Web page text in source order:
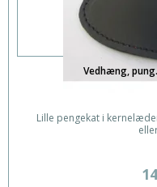
Vedhæng, pung.
Lille pengekat i